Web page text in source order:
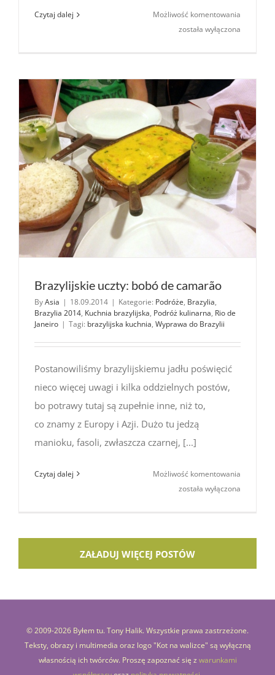
Czytaj dalej Możliwość komentowania
Pd.
została wyłączona
Brazylijskie uczty: bobó de camarão
ByAsia | 18.09.2014 | Kategorie: Podróże, Brazylia,
Brazylia 2014, Kuchnia brazylijska, Podróż kulinarna, Rio de
Janeiro | Tagi: brazylijska kuchnia, Wyprawa do Brazylii
Postanowiliśmy brazylijskiemu jadłu poświęcić
nieco więcej uwagi i kilka oddzielnych postów,
bo potrawy tutaj są zupełnie inne, niż to,
co znamy z Europy i Azji. Dużo tu jedzą
manioku, fasoli, zwłaszcza czarnej, [...]
Czytaj dalej Możliwość komentowania
została wyłączona
ZAŁADUJ WIĘCEJ POSTÓW
© 2009-2026 Byłem tu. Tony Halik. Wszystkie prawa zastrzeżone.
Teksty, obrazy i multimedia oraz logo "Kot na walizce" są wyłączną
własnością ich twórców. Proszę zapoznać się z warunkami